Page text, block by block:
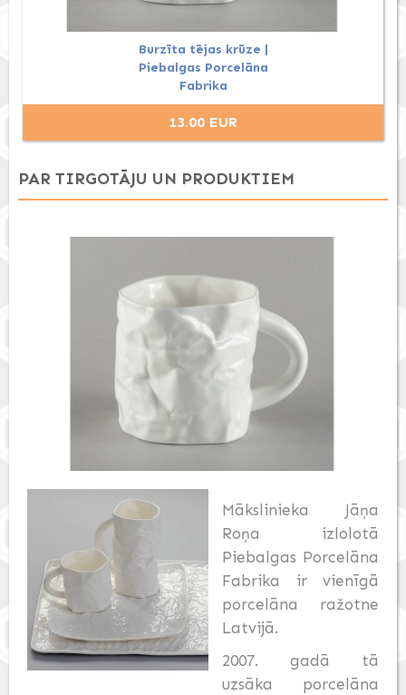
Burzīta tējas krūze |
Piebalgas Porcelāna
Fabrika
13.00 EUR
PAR TIRGOTĀJU UN PRODUKTIEM
Mākslinieka Jāņa
Roņa izlolotā
Piebalgas Porcelāna
Fabrika ir vienīgā
porcelāna ražotne
Latvijā.
2007. gadā tā
uzsāka porcelāna